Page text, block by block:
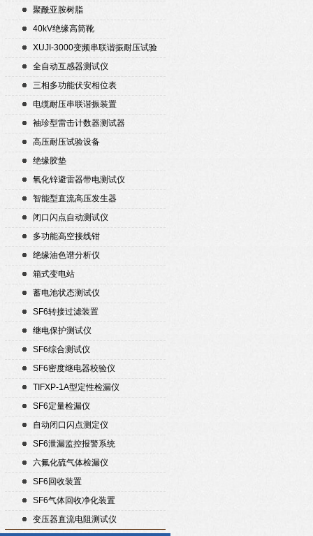
聚酰亚胺树脂
40kV绝缘高筒靴
XUJI-3000变频串联谐振耐压试验
装置
全自动互感器测试仪
三相多功能伏安相位表
电缆耐压串联谐振装置
袖珍型雷击计数器测试器
高压耐压试验设备
绝缘胶垫
氧化锌避雷器带电测试仪
智能型直流高压发生器
闭口闪点自动测试仪
多功能高空接线钳
绝缘油色谱分析仪
箱式变电站
蓄电池状态测试仪
SF6转接过滤装置
继电保护测试仪
SF6综合测试仪
SF6密度继电器校验仪
TIFXP-1A型定性检漏仪
SF6定量检漏仪
自动闭口闪点测定仪
SF6泄漏监控报警系统
六氟化硫气体检漏仪
SF6回收装置
SF6气体回收净化装置
变压器直流电阻测试仪